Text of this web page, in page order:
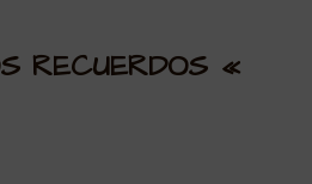
RECUERDOS «